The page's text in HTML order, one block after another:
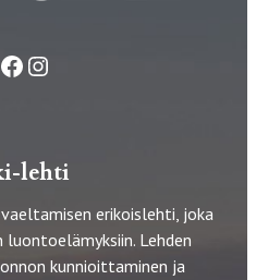
FacebookInstagram
lehti
erikoislehti, joka
Lehden
kunnioittaminen ja